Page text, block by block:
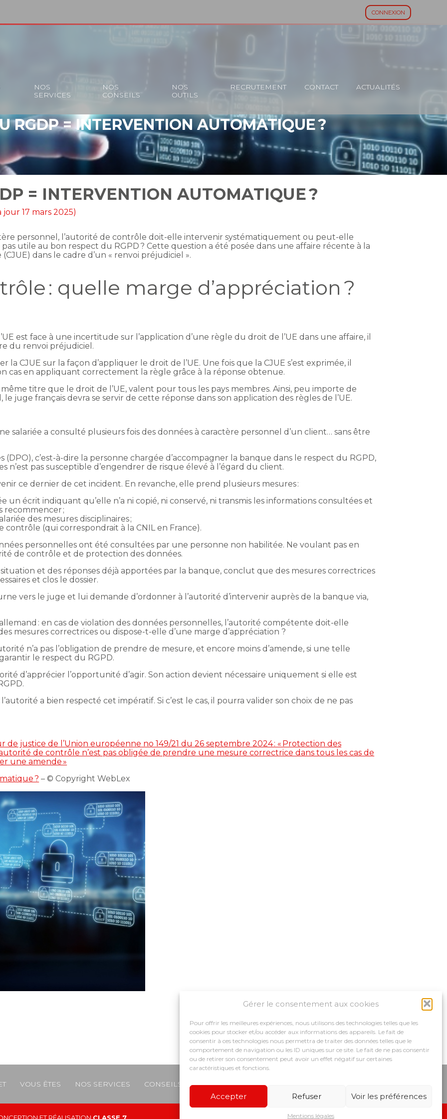
Gérer le consentement aux cookies
Pour offrir les meilleures expériences, nous utilisons des technologies telles que les
cookies pour stocker et/ou accéder aux informations des appareils. Le fait de
consentir à ces technologies nous permettra de traiter des données telles que le
comportement de navigation ou les ID uniques sur ce site. Le fait de ne pas consentir
ou de retirer son consentement peut avoir un effet négatif sur certaines
caractéristiques et fonctions.
Accepter Refuser Voir les préférences
Mentions légales
CONNEXION
NOS
SERVICES
NOS
CONSEILS
NOS
OUTILS
RECRUTEMENT CONTACT ACTUALITÉS
RGDP = INTERVENTION AUTOMATIQUE ?
= INTERVENTION AUTOMATIQUE ?
jour 17 mars 2025)
personnel, l’autorité de contrôle doit-elle intervenir systématiquement ou peut-elle
utile au bon respect du RGPD ? Cette question a été posée dans une affaire récente à la
dans le cadre d’un « renvoi préjudiciel ».
: quelle marge d’appréciation ?
est face à une incertitude sur l’application d’une règle du droit de l’UE dans une affaire, il
du renvoi préjudiciel.
CJUE sur la façon d’appliquer le droit de l’UE. Une fois que la CJUE s’est exprimée, il
cas en appliquant correctement la règle grâce à la réponse obtenue.
titre que le droit de l’UE, valent pour tous les pays membres. Ainsi, peu importe de
juge français devra se servir de cette réponse dans son application des règles de l’UE.
salariée a consulté plusieurs fois des données à caractère personnel d’un client… sans être
c’est-à-dire la personne chargée d’accompagner la banque dans le respect du RGPD,
pas susceptible d’engendrer de risque élevé à l’égard du client.
ce dernier de cet incident. En revanche, elle prend plusieurs mesures :
un écrit indiquant qu’elle n’a ni copié, ni conservé, ni transmis les informations consultées et
recommencer ;
des mesures disciplinaires ;
contrôle (qui correspondrait à la CNIL en France).
personnelles ont été consultées par une personne non habilitée. Ne voulant pas en
de contrôle et de protection des données.
et des réponses déjà apportées par la banque, conclut que des mesures correctrices
et clos le dossier.
vers le juge et lui demande d’ordonner à l’autorité d’intervenir auprès de la banque via,
: en cas de violation des données personnelles, l’autorité compétente doit-elle
mesures correctrices ou dispose-t-elle d’une marge d’appréciation ?
n’a pas l’obligation de prendre de mesure, et encore moins d’amende, si une telle
le respect du RGPD.
d’apprécier l’opportunité d’agir. Son action devient nécessaire uniquement si elle est
a bien respecté cet impératif. Si c’est le cas, il pourra valider son choix de ne pas
de justice de l’Union européenne no 149/21 du 26 septembre 2024 : « Protection des
de contrôle n’est pas obligée de prendre une mesure correctrice dans tous les cas de
une amende »
? – © Copyright WebLex
VOUS ÊTES NOS SERVICES CONSEILS ET ACCOMPAGNEMENTS